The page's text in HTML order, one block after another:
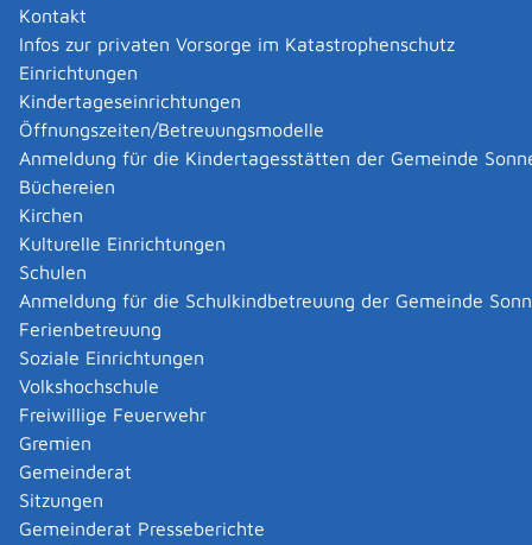
Kontakt
Infos zur privaten Vorsorge im Katastrophenschutz
Einrichtungen
Kindertageseinrichtungen
Öffnungszeiten/Betreuungsmodelle
Anmeldung für die Kindertagesstätten der Gemeinde
Büchereien
Kirchen
Kulturelle Einrichtungen
Schulen
Anmeldung für die Schulkindbetreuung der Gemeinde
Ferienbetreuung
Soziale Einrichtungen
Volkshochschule
Freiwillige Feuerwehr
Gremien
Gemeinderat
Sitzungen
Gemeinderat Presseberichte
Wurden Sie ab 1964 oder später geboren, liegt sie
bei 67 Jahren.
Sie können die Regelaltersrente nur beanspruchen,
wenn Sie eine bestimmte Zeit versichert waren. Diese
Mindestversicherungszeit, die auch Wartezeit genannt
wird, beträgt für die Regelaltersrente fünf Jahre.
Für die Wartezeit berücksichtigt werden:
Beitragszeiten, zum Beispiel:
selbstständigen Tätigkeit.
Unter bestimmten Voraussetzungen zählen
auch:
Monate, in denen Sie beispielsweise
Krankengeld oder Arbeitslosengeld bezogen
Monate zwischen Januar 2005 bis
II oder Übergangsgeld bezogen wurde.